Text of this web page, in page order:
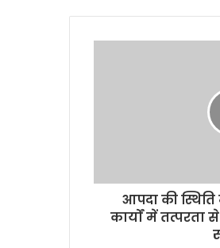
आपदा की
कार्यों में